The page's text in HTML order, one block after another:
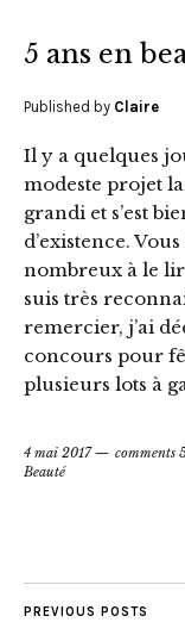
5 ans en
Published by Claire
Il y a quelques
modeste projet
grandi et s’est
d’existence.
nombreux à le
suis très
remercier, j’ai
concours pour
plusieurs lots à
4 mai 2017
comments
Beauté
PREVIOUS POSTS